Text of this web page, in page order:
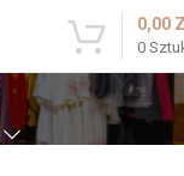
0
0,00